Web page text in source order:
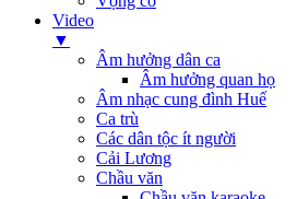
Video
▼
Âm hưởng dân ca
Âm hưởng quan họ
Âm nhạc cung đình Huế
Ca trù
Các dân tộc ít người
Cải Lương
Chầu văn